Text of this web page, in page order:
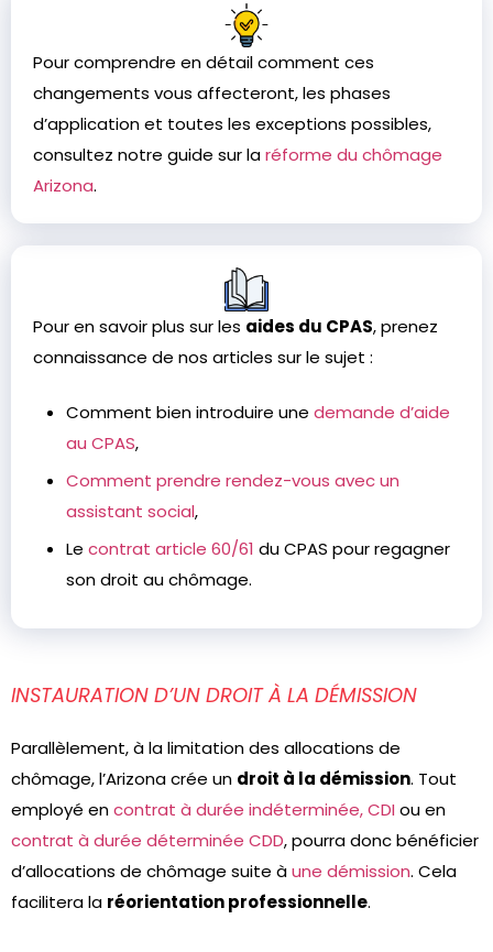
Pour comprendre en détail comment ces
changements vous affecteront, les phases
d’application et toutes les exceptions possibles,
consultez notre guide sur laréforme du chômage
Arizona.
Pour en savoir plus sur les aides du CPAS, prenez
connaissance de nos articles sur le sujet :
Comment bien introduire une demande d’aide
au CPAS,
Comment prendre rendez-vous avec un
assistant social,
Le contrat article 60/61 du CPAS pour regagner
son droit au chômage.
INSTAURATION D’UN DROIT À LA DÉMISSION
Parallèlement, à la limitation des allocations de
chômage, l’Arizona crée un droit à la démission. Tout
employé encontrat à durée indéterminée, CDI ou en
contrat à durée déterminée CDD, pourra donc bénéficier
d’allocations de chômage suite àune démission. Cela
facilitera la réorientation professionnelle.